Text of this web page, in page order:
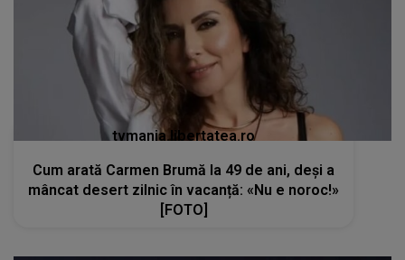
tvmania.libertatea.ro
Cum arată Carmen Brumă la 49 de ani, deși a
mâncat desert zilnic în vacanță: «Nu e noroc!»
[FOTO]